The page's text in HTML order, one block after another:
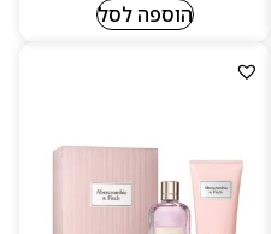
הוספה לסל